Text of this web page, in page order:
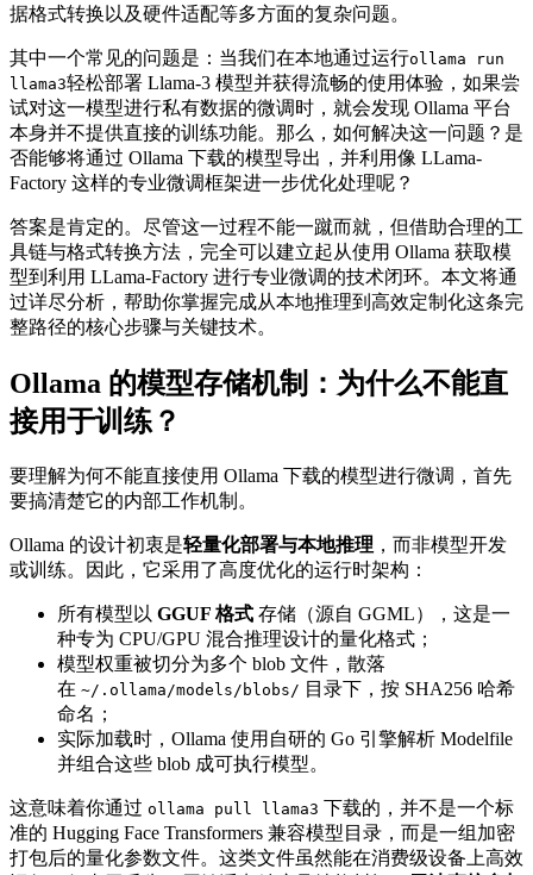
据格式转换以及硬件适配等多方面的复杂问题。
其中一个常见的问题是：当我们在本地通过运行ollama run
llama3轻松部署 Llama-3 模型并获得流畅的使用体验，如果尝
试对这一模型进行私有数据的微调时，就会发现 Ollama 平台
本身并不提供直接的训练功能。那么，如何解决这一问题？是
否能够将通过 Ollama 下载的模型导出，并利用像 LLama-
Factory 这样的专业微调框架进一步优化处理呢？
答案是肯定的。尽管这一过程不能一蹴而就，但借助合理的工
具链与格式转换方法，完全可以建立起从使用 Ollama 获取模
型到利用 LLama-Factory 进行专业微调的技术闭环。本文将通
过详尽分析，帮助你掌握完成从本地推理到高效定制化这条完
整路径的核心步骤与关键技术。
Ollama 的模型存储机制：为什么不能直
接用于训练？
要理解为何不能直接使用 Ollama 下载的模型进行微调，首先
要搞清楚它的内部工作机制。
Ollama 的设计初衷是轻量化部署与本地推理 ，而非模型开发
或训练。因此，它采用了高度优化的运行时架构：
所有模型以 GGUF 格式 存储（源自 GGML），这是一
种专为 CPU/GPU 混合推理设计的量化格式；
模型权重被切分为多个 blob 文件，散落
在 ~/.ollama/models/blobs/ 目录下，按 SHA256 哈希
命名；
实际加载时，Ollama 使用自研的 Go 引擎解析 Modelfile
并组合这些 blob 成可执行模型。
这意味着你通过 ollama pull llama3 下载的，并不是一个标
准的 Hugging Face Transformers 兼容模型目录，而是一组加密
打包后的量化参数文件。这类文件虽然能在消费级设备上高效